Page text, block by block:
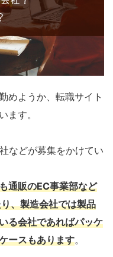
めようか、転職サイト
ます。
などが募集をかけてい
通販のEC事業部など
、製造会社では製品
る会社であればパッケ
ースもあります。